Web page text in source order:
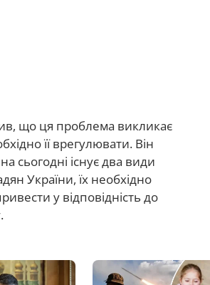
що ця проблема викликає
її врегулювати. Він
сьогодні існує два види
України, їх необхідно
у відповідність до